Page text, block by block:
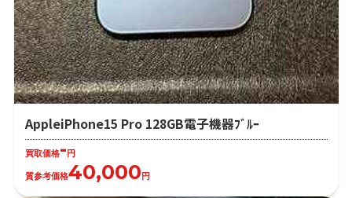
AppleiPhone15 Pro 128GB電子機器ﾌﾞﾙｰ
買取価格- 円
質参考価格40,000 円